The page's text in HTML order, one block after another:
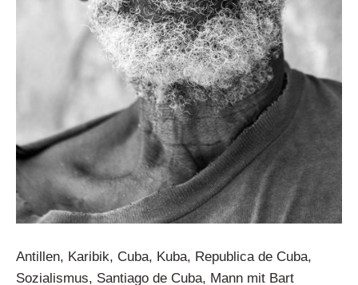
Antillen, Karibik, Cuba, Kuba, Republica de Cuba,
Sozialismus, Santiago de Cuba, Mann mit Bart